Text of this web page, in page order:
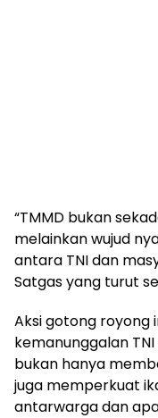
“TMMD bukan
melainkan wujud
antara TNI dan
Satgas yang turut
Aksi gotong royong
kemanunggalan
bukan hanya
juga memperkuat
antarwarga dan